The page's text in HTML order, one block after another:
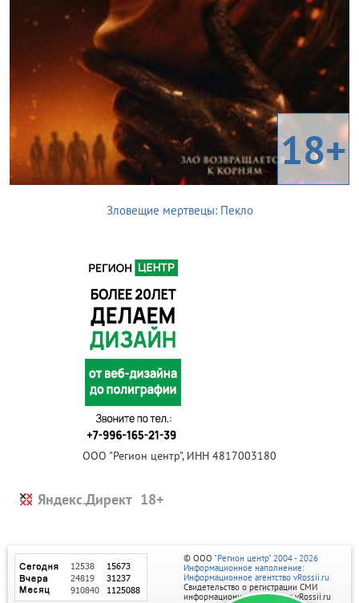
18+
Зловещие мертвецы: Пекло
ООО "Регион центр", ИНН 4817003180
Яндекс.Директ
© ООО "Регион центр" 2004 - 2026
Информационное наполнение:
Информационное агентство vRossii.ru
Свидетельство о регистрации СМИ
информационного агентства vRossii.ru